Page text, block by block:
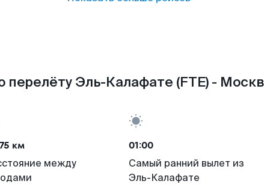
перелёту Эль-Калафате (FTE) -
км
между
01:00
Самый ранний вылет из
Эль-Калафате